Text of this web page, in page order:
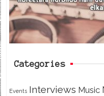
o
o
e
Categories
Events Interviews Music